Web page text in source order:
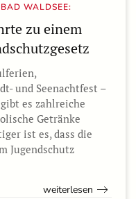
WALDSEE:
zu einem
und Seenachtfest –
es zahlreiche
Getränke
ist es, dass die
Jugendschutz
weiterlesen